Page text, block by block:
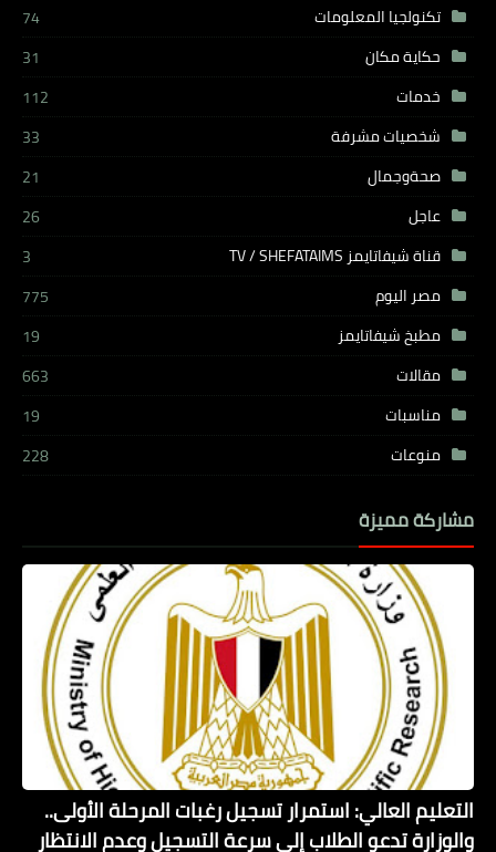
تكنولجيا المعلومات
74
حكاية مكان
31
خدمات
112
شخصيات مشرفة
33
صحةوجمال
21
عاجل
26
قناة شيفاتايمز TV / SHEFATAIMS
3
مصر اليوم
775
مطبخ شيفاتايمز
19
مقالات
663
مناسبات
19
منوعات
228
مشاركة مميزة
التعليم العالي: استمرار تسجيل رغبات المرحلة الأولى..
والوزارة تدعو الطلاب إلى سرعة التسجيل وعدم الانتظار